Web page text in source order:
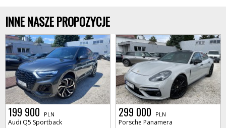
INNE NASZE PROPOZYCJE
199 900 PLN
Audi Q5 Sportback
299 000 PLN
Porsche Panamera